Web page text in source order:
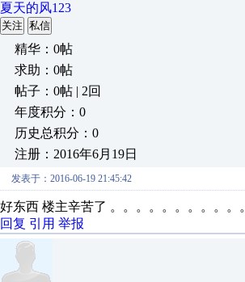
夏天的风123
关注 私信
精华：0帖
求助：0帖
帖子：0帖 | 2回
年度积分：0
历史总积分：0
注册：2016年6月19日
发表于：2016-06-19 21:45:42
好东西 楼主辛苦了 。。。。。。。。。
回复 引用 举报